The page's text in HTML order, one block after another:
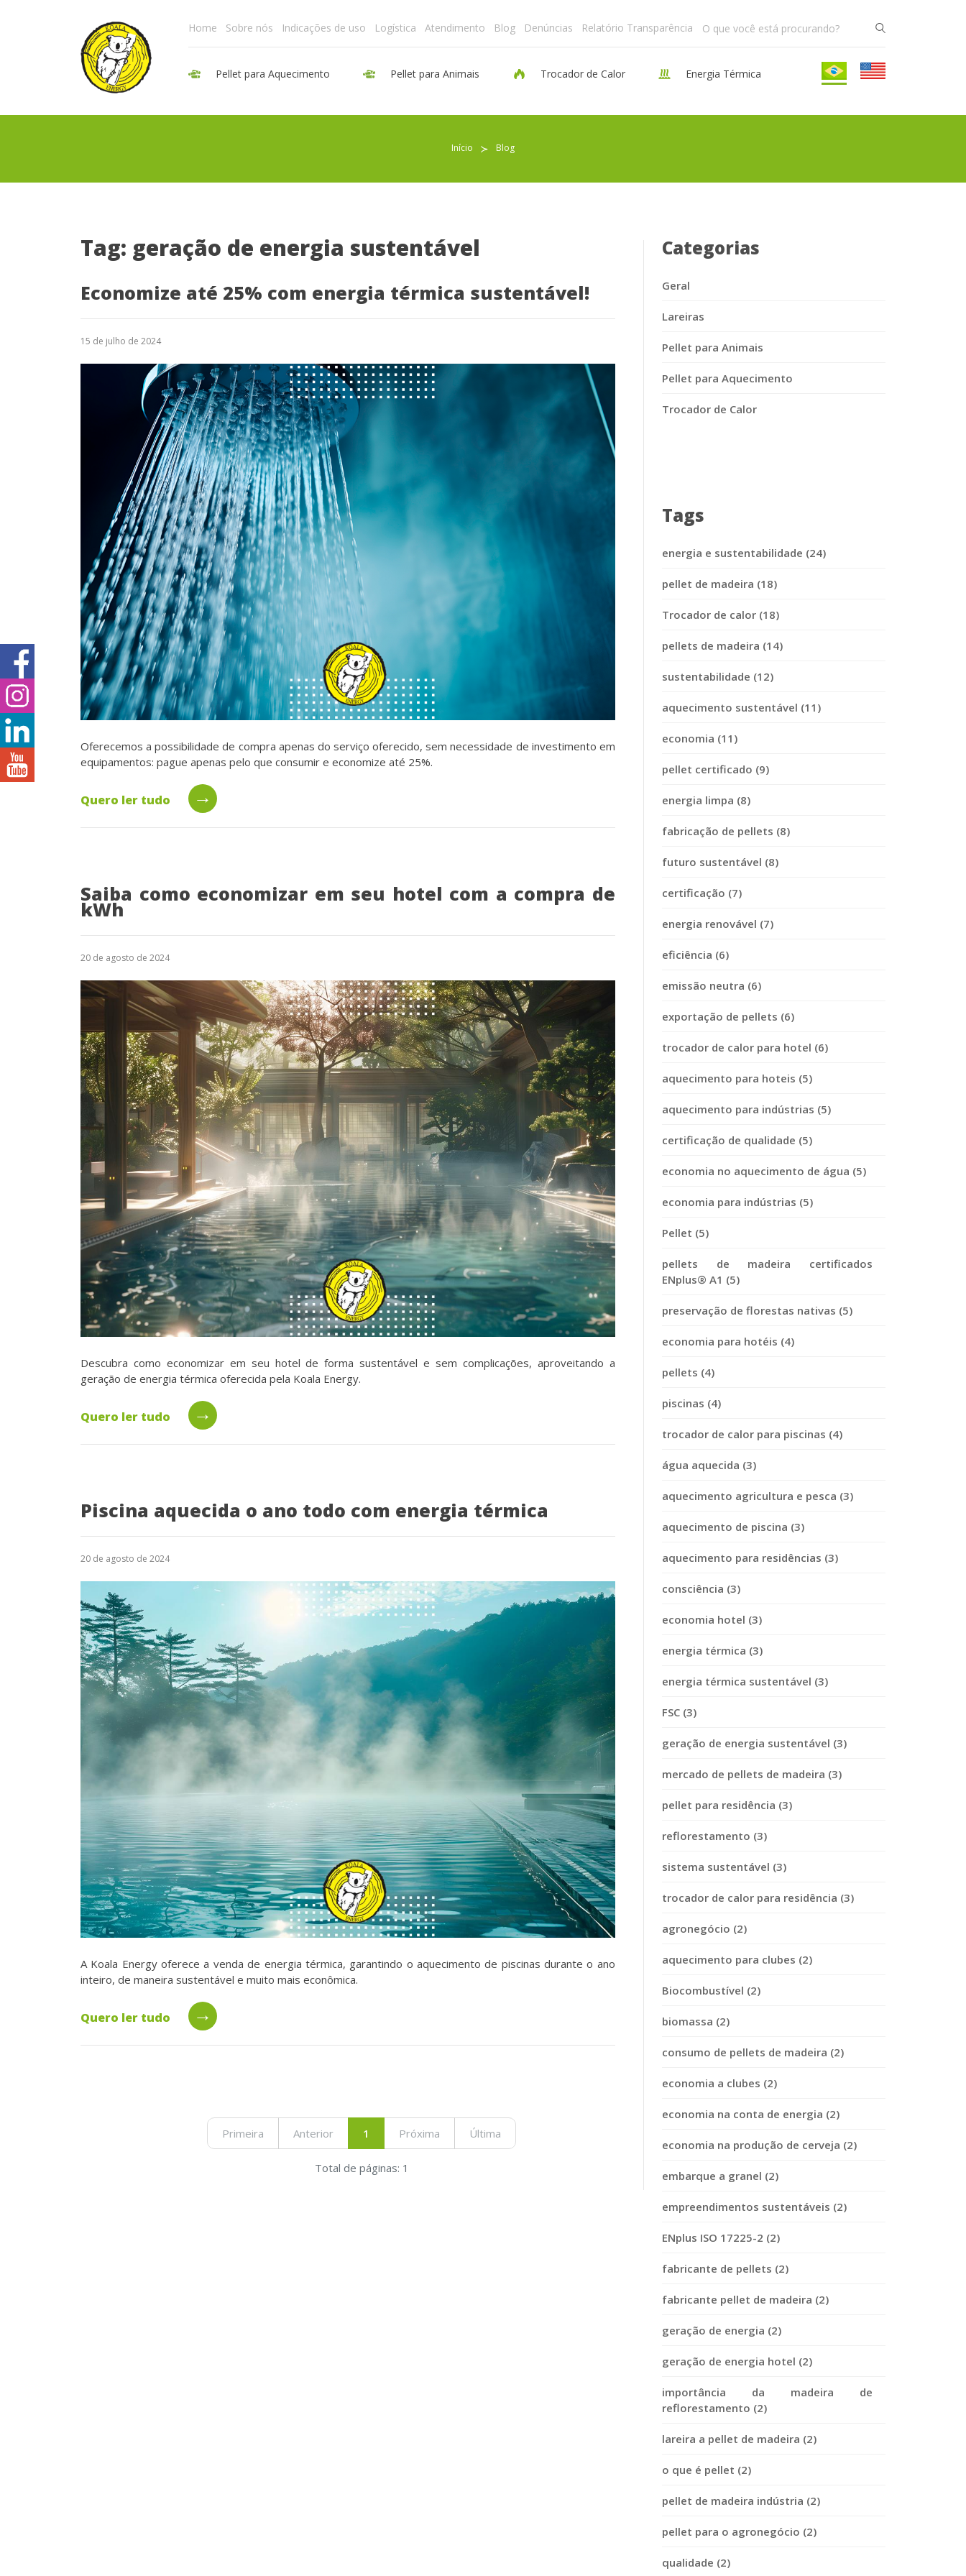
Home Sobre nós Indicações de uso Logística Atendimento Blog Denúncias Relatório Transparência
Pellet para Aquecimento Pellet para Animais Trocador de Calor Energia Térmica
Início ≻ Blog
Tag: geração de energia sustentável
Economize até 25% com energia térmica sustentável!
15 de julho de 2024
Oferecemos a possibilidade de compra apenas do serviço oferecido, sem necessidade de investimento em
equipamentos: pague apenas pelo que consumir e economize até 25%.
Quero ler tudo →
Saiba como economizar em seu hotel com a compra de
kWh
20 de agosto de 2024
Descubra como economizar em seu hotel de forma sustentável e sem complicações, aproveitando a
geração de energia térmica oferecida pela Koala Energy.
Quero ler tudo →
Piscina aquecida o ano todo com energia térmica
20 de agosto de 2024
A Koala Energy oferece a venda de energia térmica, garantindo o aquecimento de piscinas durante o ano
inteiro, de maneira sustentável e muito mais econômica.
Quero ler tudo →
Primeira Anterior 1 Próxima Última
Total de páginas: 1
Categorias
Geral
Lareiras
Pellet para Animais
Pellet para Aquecimento
Trocador de Calor
Tags
energia e sustentabilidade (24)
pellet de madeira (18)
Trocador de calor (18)
pellets de madeira (14)
sustentabilidade (12)
aquecimento sustentável (11)
economia (11)
pellet certificado (9)
energia limpa (8)
fabricação de pellets (8)
futuro sustentável (8)
certificação (7)
energia renovável (7)
eficiência (6)
emissão neutra (6)
exportação de pellets (6)
trocador de calor para hotel (6)
aquecimento para hoteis (5)
aquecimento para indústrias (5)
certificação de qualidade (5)
economia no aquecimento de água (5)
economia para indústrias (5)
Pellet (5)
pellets de madeira certificados
ENplus® A1 (5)
preservação de florestas nativas (5)
economia para hotéis (4)
pellets (4)
piscinas (4)
trocador de calor para piscinas (4)
água aquecida (3)
aquecimento agricultura e pesca (3)
aquecimento de piscina (3)
aquecimento para residências (3)
consciência (3)
economia hotel (3)
energia térmica (3)
energia térmica sustentável (3)
FSC (3)
geração de energia sustentável (3)
mercado de pellets de madeira (3)
pellet para residência (3)
reflorestamento (3)
sistema sustentável (3)
trocador de calor para residência (3)
agronegócio (2)
aquecimento para clubes (2)
Biocombustível (2)
biomassa (2)
consumo de pellets de madeira (2)
economia a clubes (2)
economia na conta de energia (2)
economia na produção de cerveja (2)
embarque a granel (2)
empreendimentos sustentáveis (2)
ENplus ISO 17225-2 (2)
fabricante de pellets (2)
fabricante pellet de madeira (2)
geração de energia (2)
geração de energia hotel (2)
importância da madeira de
reflorestamento (2)
lareira a pellet de madeira (2)
o que é pellet (2)
pellet de madeira indústria (2)
pellet para o agronegócio (2)
qualidade (2)
Pellet para Aquecimento
Pellet para Animais
Atendimento